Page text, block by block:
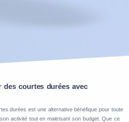
des courtes durées avec
durées est une alternative bénéfique pour toute
activité tout en maitrisant son budget. Que ce